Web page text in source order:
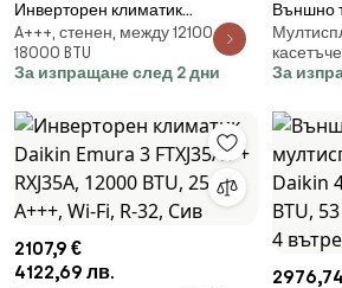
Инверторен климатик
Mitsubishi Heavy Industries
SRK50ZS-WFB + SRC50ZS-W,
18000 BTU, 36 м2, Wi-Fi, R-32,
A+++, стенен, между 12100-
18000 BTU
За изпращане след 2 дни
Външно
система
Q,
32, Бял
За
2107,9 €
4122,69 лв.